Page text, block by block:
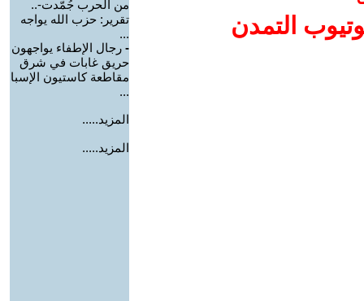
التمدن
من الحرب جُمّدت-..
تقرير: حزب الله يواجه
...
- رجال الإطفاء يواجهون
حريق غابات في شرق
مقاطعة كاستيون الإسبا
...
المزيد.....
المزيد.....